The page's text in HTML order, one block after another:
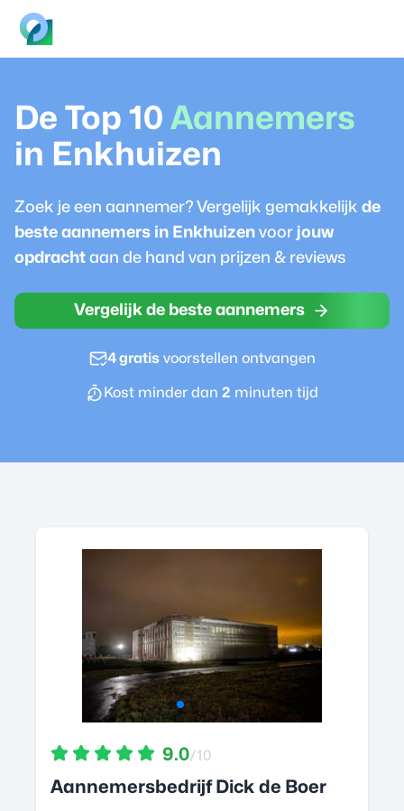
De Top 10 Aannemers
in Enkhuizen
Zoek je een aannemer? Vergelijk gemakkelijk de
beste aannemers in Enkhuizen voor jouw
opdracht aan de hand van prijzen & reviews
Vergelijk de beste aannemers
4 gratisvoorstellen ontvangen
Kost minder dan 2 minuten tijd
9.0/10
Aannemersbedrijf Dick de Boer